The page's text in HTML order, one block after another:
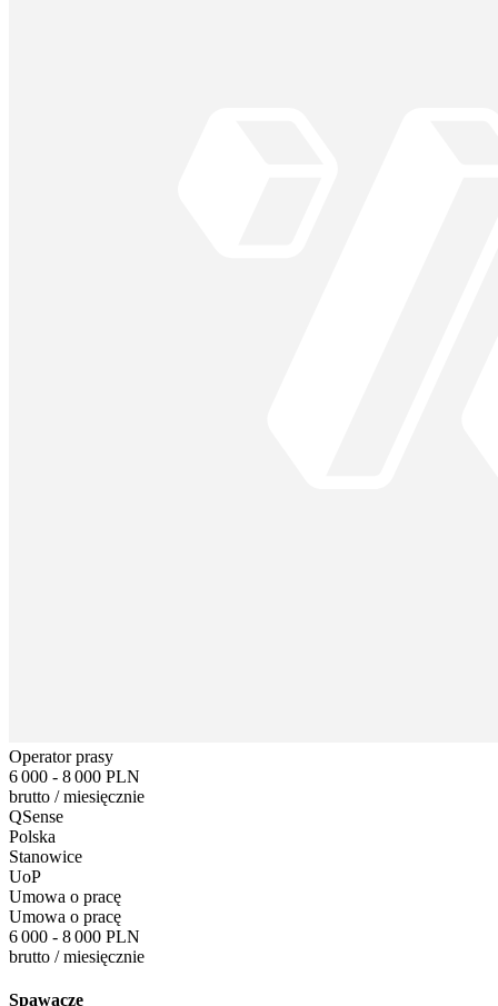
Operator prasy
6 000 - 8 000 PLN
brutto /miesięcznie
QSense
Polska
Stanowice
UoP
Umowa o pracę
Umowa o pracę
6 000 - 8 000 PLN
brutto /miesięcznie
Spawacze